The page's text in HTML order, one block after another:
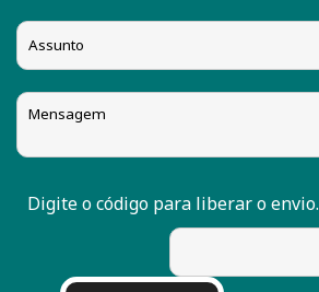
Digite o código para liberar o envio.